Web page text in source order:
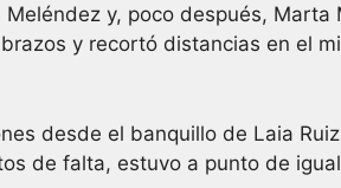
y, poco después, Marta
y recortó distancias en el
desde el banquillo de Laia
de falta, estuvo a punto de